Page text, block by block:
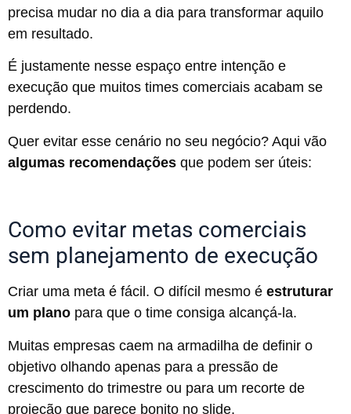
precisa mudar no dia a dia para transformar aquilo
em resultado.
É justamente nesse espaço entre intenção e
execução que muitos times comerciais acabam se
perdendo.
Quer evitar esse cenário no seu negócio? Aqui vão
algumas recomendações que podem ser úteis:
Como evitar metas comerciais
sem planejamento de execução
Criar uma meta é fácil. O difícil mesmo é estruturar
um plano para que o time consiga alcançá-la.
Muitas empresas caem na armadilha de definir o
objetivo olhando apenas para a pressão de
crescimento do trimestre ou para um recorte de
projeção que parece bonito no slide.